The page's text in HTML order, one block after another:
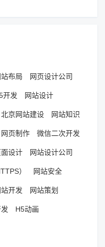
站布局 网页设计公司
开发 网站设计
北京网站建设 网站知识
网页制作 微信二次开发
设计 网站设计公司
） 网站安全
站开发 网站策划
H5动画